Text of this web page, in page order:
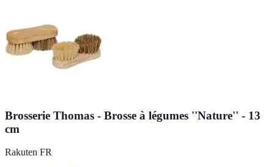
Brosserie Thomas - Brosse à légumes ''Nature'' - 13
cm
Rakuten FR